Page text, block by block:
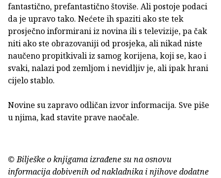
fantastično, prefantastično štoviše. Ali postoje podaci
da je upravo tako. Nećete ih spaziti ako ste tek
prosječno informirani iz novina ili s televizije, pa čak
niti ako ste obrazovaniji od prosjeka, ali nikad niste
naučeno propitkivali iz samog korijena, koji se, kao i
svaki, nalazi pod zemljom i nevidljiv je, ali ipak hrani
cijelo stablo.
Novine su zapravo odličan izvor informacija. Sve piše
u njima, kad stavite prave naočale.
© Bilješke o knjigama izrađene su na osnovu
informacija dobivenih od nakladnika i njihove dodatne